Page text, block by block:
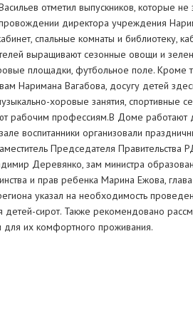
отметил выпускников, которые не
директора учреждения
спальные комнаты и библиотеку,
выращивают сезонные овощи и
площадки, футбольное поле. Кроме
Наримана Вагабова, досугу детей
хоровые занятия, спортивные
рабочим профессиям.В Доме работают
воспитанники организовали
Председателя Правительства
Деревянко, зам министра
и прав ребенка Марина Ежова,
указал на необходимость
сирот. Также рекомендовано
их комфортного проживания.